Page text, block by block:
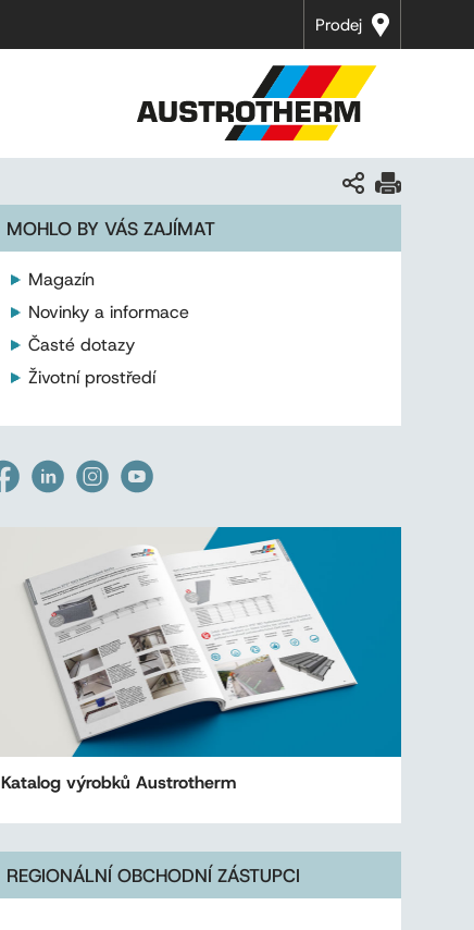
Prodej
MOHLO BY VÁS ZAJÍMAT
Magazín
Novinky a informace
Časté dotazy
Životní prostředí
Katalog výrobků Austrotherm
REGIONÁLNÍ OBCHODNÍ ZÁSTUPCI